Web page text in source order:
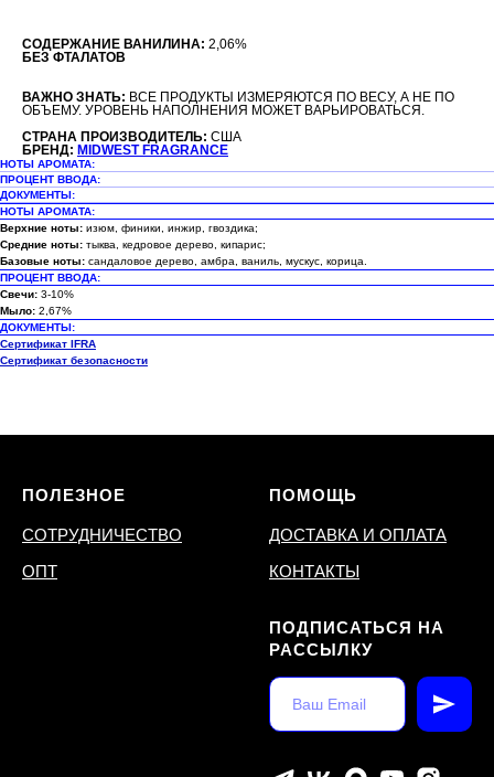
СОДЕРЖАНИЕ ВАНИЛИНА: 2,06%
БЕЗ ФТАЛАТОВ
ВАЖНО ЗНАТЬ: ВСЕ ПРОДУКТЫ ИЗМЕРЯЮТСЯ ПО ВЕСУ, А НЕ ПО
ОБЪЕМУ. УРОВЕНЬ НАПОЛНЕНИЯ МОЖЕТ ВАРЬИРОВАТЬСЯ.
СТРАНА ПРОИЗВОДИТЕЛЬ: США
БРЕНД: MIDWEST FRAGRANCE
НОТЫ АРОМАТА:
ПРОЦЕНТ ВВОДА:
ДОКУМЕНТЫ:
НОТЫ АРОМАТА:
Верхние ноты: изюм, финики, инжир, гвоздика;
Средние ноты: тыква, кедровое дерево, кипарис;
Базовые ноты: сандаловое дерево, амбра, ваниль, мускус, корица.
ПРОЦЕНТ ВВОДА:
Свечи: 3-10%
Мыло: 2,67%
ДОКУМЕНТЫ:
Сертификат IFRA
Сертификат безопасности
ПОЛЕЗНОЕ
СОТРУДНИЧЕСТВО
ОПТ
ПОМОЩЬ
ДОСТАВКА И ОПЛАТА
КОНТАКТЫ
ПОДПИСАТЬСЯ НА
РАССЫЛКУ